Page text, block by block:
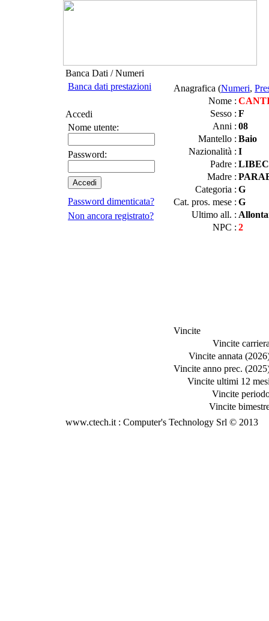
Banca Dati / Numeri
Banca dati prestazioni
Accedi
Nome utente:
Password:
Password dimenticata?
Non ancora registrato?
Anagrafica (Numeri,
Nome :
Sesso : F
Anni : 08
Mantello : Baio
Nazionalità : I
Padre :
Madre :
Categoria : G
Cat. pros. mese : G
Ultimo all. :
NPC : 2
Vincite
Vincite
Vincite annata
Vincite anno prec.
Vincite ultimi 12
Vincite
Vincite
www.ctech.it : Computer's Technology Srl © 2013